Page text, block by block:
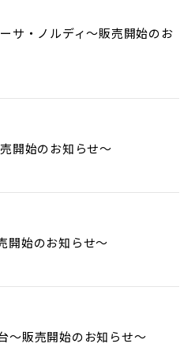
サ・ノルディ～販売開始のお
開始のお知らせ～
開始のお知らせ～
～販売開始のお知らせ～